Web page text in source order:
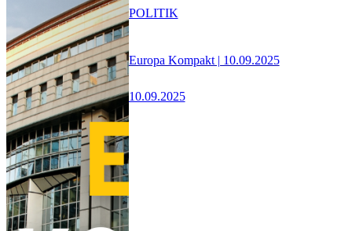
Europa Kompakt | 10.09.2025
10.09.2025
POLITIK